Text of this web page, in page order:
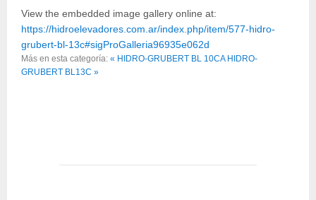
View the embedded image gallery online at:
https://hidroelevadores.com.ar/index.php/item/577-hidro-
grubert-bl-13c#sigProGalleria96935e062d
Más en esta categoría: « HIDRO-GRUBERT BL 10CA HIDRO-
GRUBERT BL13C »